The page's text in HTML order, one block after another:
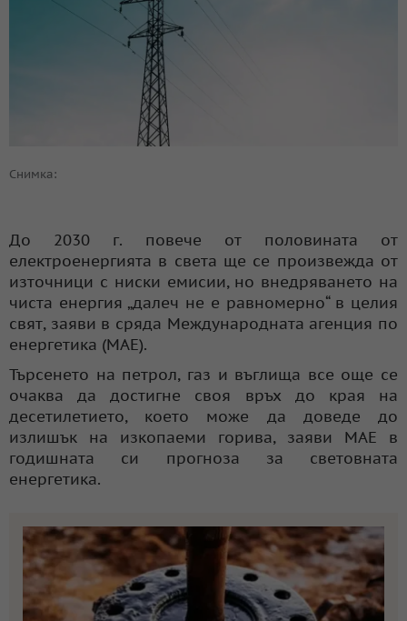
Снимка:
До 2030 г. повече от половината от
електроенергията в света ще се произвежда от
източници с ниски емисии, но внедряването на
чиста енергия „далеч не е равномерно“ в целия
свят, заяви в сряда Международната агенция по
енергетика (МАЕ).
Търсенето на петрол, газ и въглища все още се
очаква да достигне своя връх до края на
десетилетието, което може да доведе до
излишък на изкопаеми горива, заяви МАЕ в
годишната си прогноза за световната
енергетика.